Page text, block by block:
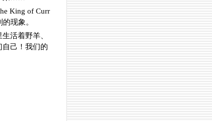
King of Curr
现象。
活着野羊、
己！我们的